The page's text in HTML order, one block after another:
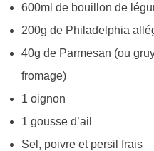
600ml de bouillon de
200g de Philadelphia
40g de Parmesan (ou
fromage)
1 oignon
1 gousse d’ail
Sel, poivre et persil frais